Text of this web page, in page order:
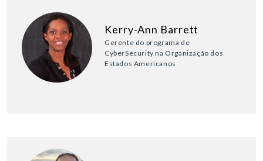
Kerry-Ann Barrett
Gerente do programa de
CyberSecurity na Organização dos
Estados Americanos